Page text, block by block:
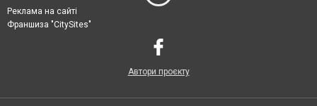
Реклама на сайті
Франшиза "CitySites"
Автори проєкту